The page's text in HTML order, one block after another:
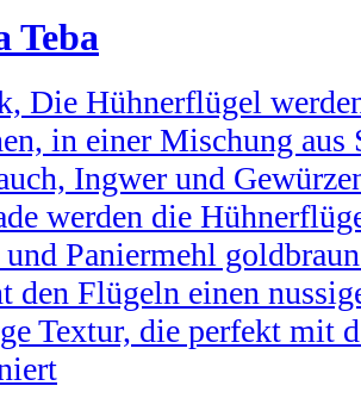
Teba
Die Hühnerflügel
in einer Mischung aus
Ingwer und
werden die
und Paniermehl
den Flügeln einen
Textur, die perfekt mit